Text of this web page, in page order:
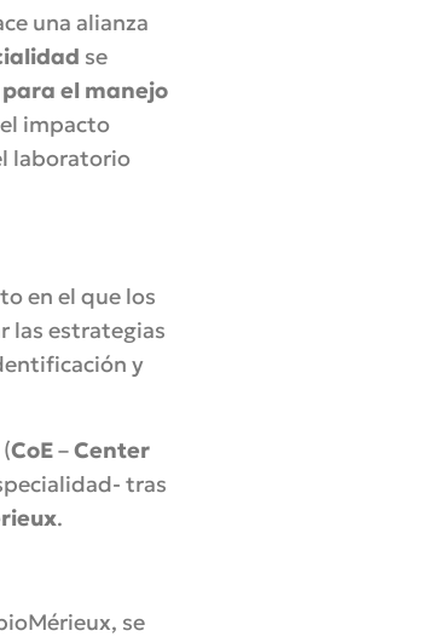
una alianza
se
el manejo
impacto
laboratorio
en el que los
las estrategias
y
(CoE–Center
tras
.
se